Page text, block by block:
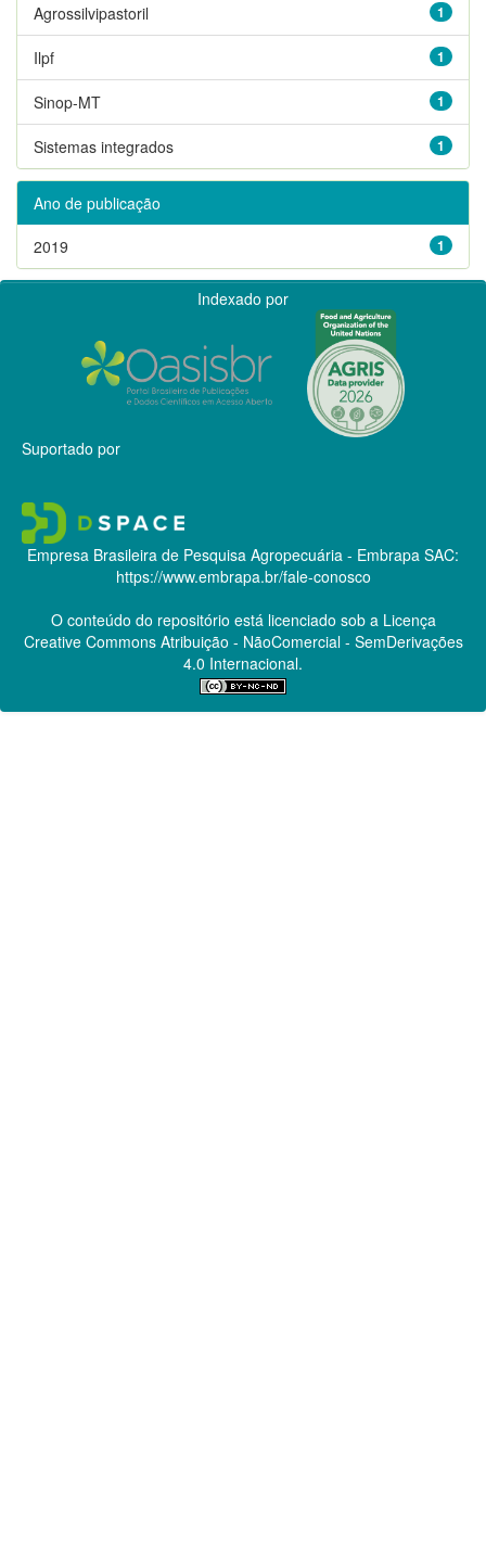
1
Agrossilvipastoril
1
Ilpf
1
Sinop-MT
1
Sistemas integrados
Ano de publicação
1
2019
Indexado por
Suportado por
Empresa Brasileira de Pesquisa Agropecuária - Embrapa SAC:
https://www.embrapa.br/fale-conosco
O conteúdo do repositório está licenciado sob a Licença
Creative CommonsAtribuição - NãoComercial - SemDerivações
4.0 Internacional.